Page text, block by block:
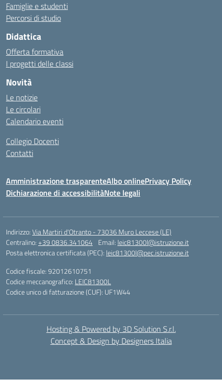
Famiglie e studenti
Percorsi di studio
Didattica
Offerta formativa
I progetti delle classi
Novità
Le notizie
Le circolari
Calendario eventi
Collegio Docenti
Contatti
Amministrazione trasparenteAlbo onlinePrivacy Policy
Dichiarazione di accessibilitàNote legali
Indirizzo:Via Martiri d'Otranto - 73036 Muro Leccese (LE)
Centralino:+39 0836.341064 Email: leic81300l@istruzione.it
Posta elettronica certificata (PEC): leic81300l@pec.istruzione.it
Codice fiscale: 92012610751
Codice meccanografico: LEIC81300L
Codice unico di fatturazione (CUF): UF1W44
Hosting & Powered by 3D Solution S.r.l.
Concept & Design by Designers Italia